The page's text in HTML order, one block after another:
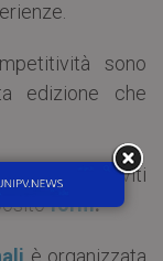
sono
edizione che
Iscriviti
form.
è organizzata